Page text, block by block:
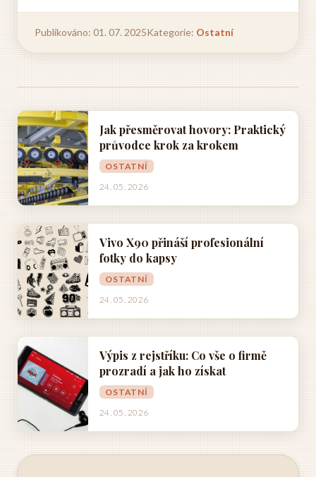
Publikováno: 01. 07. 2025Kategorie: Ostatní
Jak přesměrovat hovory: Praktický
průvodce krok za krokem
OSTATNÍ
24. 05. 2026
Vivo X90 přináší profesionální
fotky do kapsy
OSTATNÍ
24. 05. 2026
Výpis z rejstříku: Co vše o firmě
prozradí a jak ho získat
OSTATNÍ
24. 05. 2026